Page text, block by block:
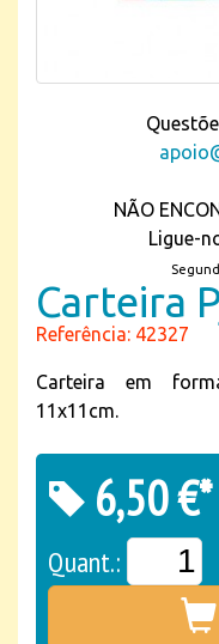
NÃO
Ligue-
Carteira
Referência: 42327
Carteira em
11x11cm.
6,50 €*
Quant.: